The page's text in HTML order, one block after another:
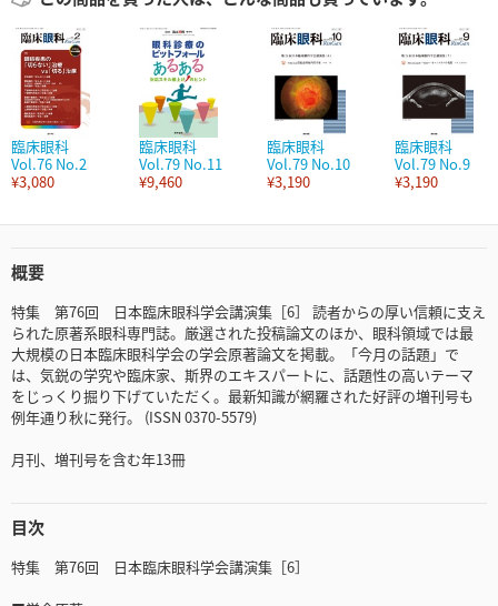
臨床眼科
Vol.76 No.2
¥3,080
臨床眼科
Vol.79 No.11
¥9,460
臨床眼科
Vol.79 No.10
¥3,190
臨床眼科
Vol.79 No.9
¥3,190
概要
特集 第76回 日本臨床眼科学会講演集［6］ 読者からの厚い信頼に支え
られた原著系眼科専門誌。厳選された投稿論文のほか、眼科領域では最
大規模の日本臨床眼科学会の学会原著論文を掲載。「今月の話題」で
は、気鋭の学究や臨床家、斯界のエキスパートに、話題性の高いテーマ
をじっくり掘り下げていただく。最新知識が網羅された好評の増刊号も
例年通り秋に発行。 (ISSN 0370-5579)
月刊、増刊号を含む年13冊
目次
特集 第76回 日本臨床眼科学会講演集［6］